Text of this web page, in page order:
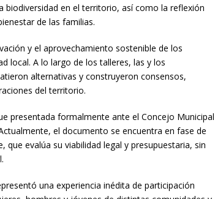
biodiversidad en el territorio, así como la reflexión
de las familias.
y el aprovechamiento sostenible de los
local. A lo largo de los talleres, las y los
alternativas y construyeron consensos,
del territorio.
presentada formalmente ante el Concejo Municipal
el documento se encuentra en fase de
evalúa su viabilidad legal y presupuestaria, sin
una experiencia inédita de participación